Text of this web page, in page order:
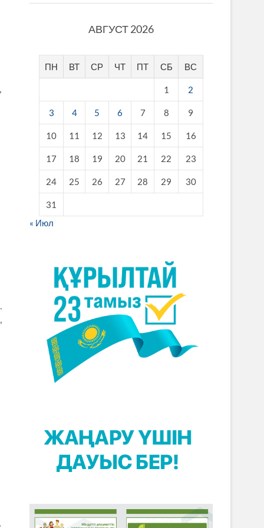
АВГУСТ 2026
ПН ВТ СР ЧТ ПТ СБ ВС
1 2
3 4 5 6 7 8 9
10 11 12 13 14 15 16
17 18 19 20 21 22 23
24 25 26 27 28 29 30
31
« Июл